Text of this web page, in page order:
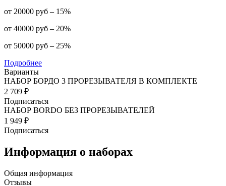
от 20000 руб – 15%
от 40000 руб – 20%
от 50000 руб – 25%
Подробнее
Варианты
НАБОР БОРДО 3 ПРОРЕЗЫВАТЕЛЯ В КОМПЛЕКТЕ
2 709 ₽
Подписаться
НАБОР BORDO БЕЗ ПРОРЕЗЫВАТЕЛЕЙ
1 949 ₽
Подписаться
Информация о наборах
Общая информация
Отзывы